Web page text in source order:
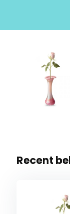
Recent